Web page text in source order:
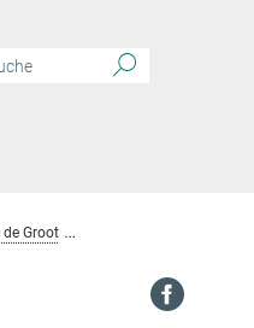
Groot